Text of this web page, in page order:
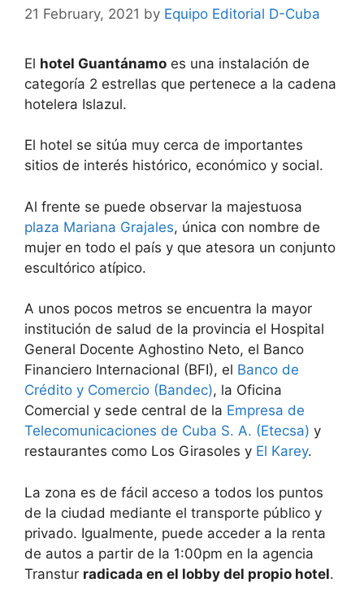
21 February, 2021 by Equipo Editorial D-Cuba
El hotel Guantánamo es una instalación de
categoría 2 estrellas que pertenece a la cadena
hotelera Islazul.
El hotel se sitúa muy cerca de importantes
sitios de interés histórico, económico y social.
Al frente se puede observar la majestuosa
plaza Mariana Grajales, única con nombre de
mujer en todo el país y que atesora un conjunto
escultórico atípico.
A unos pocos metros se encuentra la mayor
institución de salud de la provincia el Hospital
General Docente Aghostino Neto, el Banco
Financiero Internacional (BFI), el Banco de
Crédito y Comercio (Bandec), la Oficina
Comercial y sede central de la Empresa de
Telecomunicaciones de Cuba S. A. (Etecsa) y
restaurantes como Los Girasoles y El Karey.
La zona es de fácil acceso a todos los puntos
de la ciudad mediante el transporte público y
privado. Igualmente, puede acceder a la renta
de autos a partir de la 1:00pm en la agencia
Transtur radicada en el lobby del propio hotel.